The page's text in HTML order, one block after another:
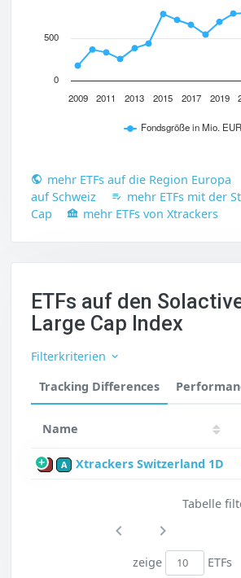
Fondsgröße in Mio. EUR
2009 2011 2013 2015 2017 2019
0
500
mehr ETFs auf die Region Europa
auf Schweiz
mehr ETFs mit der
Cap
mehr ETFs von Xtrackers
ETFs auf den
Large Cap Index
Filterkriterien
Tracking Differences
Name
P A Xtrackers Switzerland 1D
Tabelle
zeige ETFs